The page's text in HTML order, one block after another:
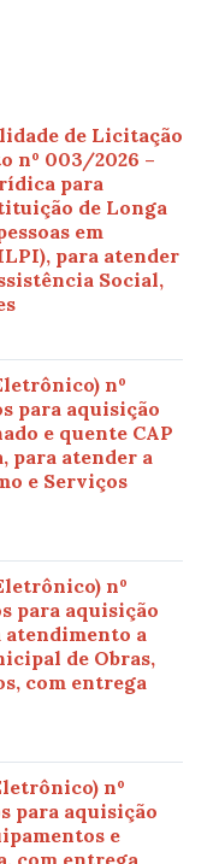
de Licitação
nº 003/2026 –
para
de Longa
em
para atender
Social,
nº
para aquisição
e quente CAP
para atender a
e Serviços
nº
para aquisição
atendimento a
de Obras,
com entrega
nº
para aquisição
e